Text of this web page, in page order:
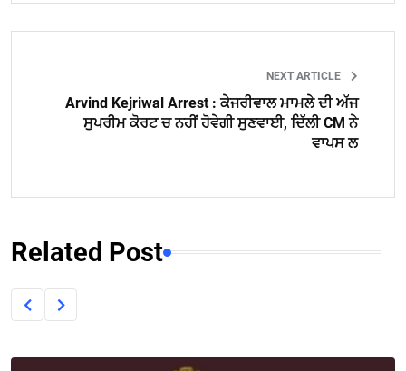
NEXT ARTICLE
Arvind Kejriwal Arrest : ਕੇਜਰੀਵਾਲ ਮਾਮਲੇ ਦੀ ਅੱਜ
ਸੁਪਰੀਮ ਕੋਰਟ ਚ ਨਹੀਂ ਹੋਵੇਗੀ ਸੁਣਵਾਈ, ਦਿੱਲੀ CM ਨੇ
ਵਾਪਸ ਲ
Related Post